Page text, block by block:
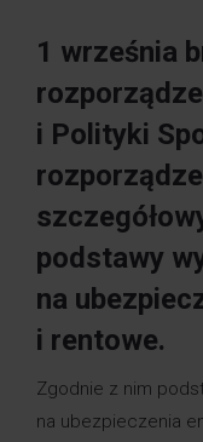
1 września
i Polityki
podstawy
na
i rentowe.
Zgodnie z nim
na ubezpieczenia